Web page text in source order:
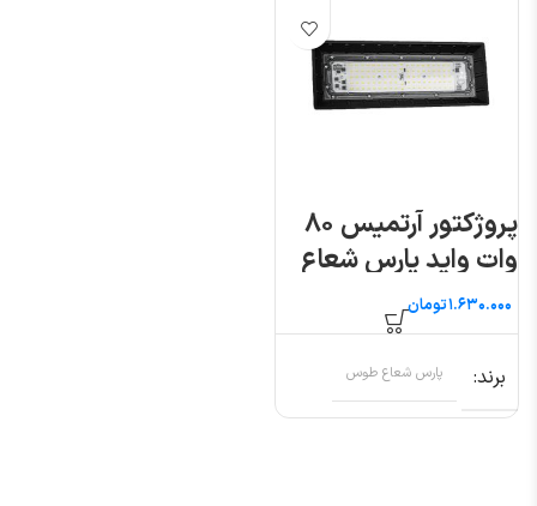
پروژکتور آرتمیس ۸۰
وات واید پارس شعاع
طوس تومان
برند پارس شعاع طوس